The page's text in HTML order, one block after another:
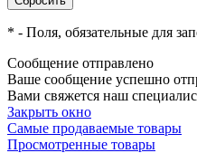
* - Поля, обязательные для
Сообщение отправлено
Ваше сообщение успешно
Вами свяжется наш
Закрыть окно
Самые продаваемые товары
Просмотренные товары